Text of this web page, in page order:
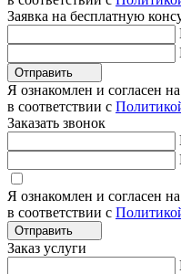
Заявка на бесплатную
Отправить
Я ознакомлен и согласен
в соответствии с
Заказать звонок
Я ознакомлен и согласен
в соответствии с
Отправить
Заказ услуги